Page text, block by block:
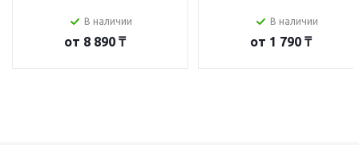
В наличии
от 8 890 ₸
В наличии
от 1 790 ₸